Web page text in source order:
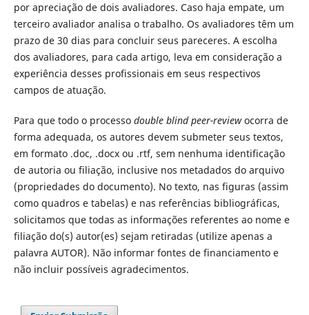
por apreciação de dois avaliadores. Caso haja empate, um
terceiro avaliador analisa o trabalho. Os avaliadores têm um
prazo de 30 dias para concluir seus pareceres. A escolha
dos avaliadores, para cada artigo, leva em consideração a
experiência desses profissionais em seus respectivos
campos de atuação.
Para que todo o processo double blind peer-reviewocorra de
forma adequada, os autores devem submeter seus textos,
em formato .doc, .docx ou .rtf, sem nenhuma identificação
de autoria ou filiação, inclusive nos metadados do arquivo
(propriedades do documento). No texto, nas figuras (assim
como quadros e tabelas) e nas referências bibliográficas,
solicitamos que todas as informações referentes ao nome e
filiação do(s) autor(es) sejam retiradas (utilize apenas a
palavra AUTOR). Não informar fontes de financiamento e
não incluir possíveis agradecimentos.